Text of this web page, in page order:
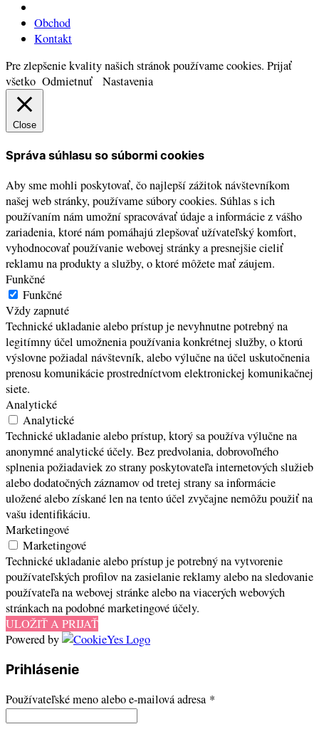
Obchod
Kontakt
Pre zlepšenie kvality našich stránok používame cookies. Prijať
všetko Odmietnuť Nastavenia
Close
Správa súhlasu so súbormi cookies
Aby sme mohli poskytovať, čo najlepší zážitok návštevníkom
našej web stránky, používame súbory cookies. Súhlas s ich
používaním nám umožní spracovávať údaje a informácie z vášho
zariadenia, ktoré nám pomáhajú zlepšovať užívateľský komfort,
vyhodnocovať používanie webovej stránky a presnejšie cieliť
reklamu na produkty a služby, o ktoré môžete mať záujem.
Funkčné
Funkčné
Vždy zapnuté
Technické ukladanie alebo prístup je nevyhnutne potrebný na
legitímny účel umožnenia používania konkrétnej služby, o ktorú
výslovne požiadal návštevník, alebo výlučne na účel uskutočnenia
prenosu komunikácie prostredníctvom elektronickej komunikačnej
siete.
Analytické
Analytické
Technické ukladanie alebo prístup, ktorý sa používa výlučne na
anonymné analytické účely. Bez predvolania, dobrovoľného
splnenia požiadaviek zo strany poskytovateľa internetových služieb
alebo dodatočných záznamov od tretej strany sa informácie
uložené alebo získané len na tento účel zvyčajne nemôžu použiť na
vašu identifikáciu.
Marketingové
Marketingové
Technické ukladanie alebo prístup je potrebný na vytvorenie
používateľských profilov na zasielanie reklamy alebo na sledovanie
používateľa na webovej stránke alebo na viacerých webových
stránkach na podobné marketingové účely.
ULOŽIŤ A PRIJAŤ
Powered by
Prihlásenie
Používateľské meno alebo e-mailová adresa *